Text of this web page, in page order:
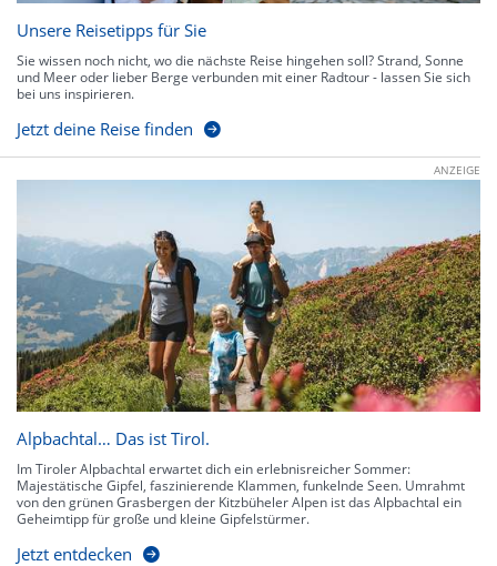
Unsere Reisetipps für Sie
Sie wissen noch nicht, wo die nächste Reise hingehen soll? Strand, Sonne
und Meer oder lieber Berge verbunden mit einer Radtour - lassen Sie sich
bei uns inspirieren.
Jetzt deine Reise finden
ANZEIGE
Alpbachtal… Das ist Tirol.
Im Tiroler Alpbachtal erwartet dich ein erlebnisreicher Sommer:
Majestätische Gipfel, faszinierende Klammen, funkelnde Seen. Umrahmt
von den grünen Grasbergen der Kitzbüheler Alpen ist das Alpbachtal ein
Geheimtipp für große und kleine Gipfelstürmer.
Jetzt entdecken